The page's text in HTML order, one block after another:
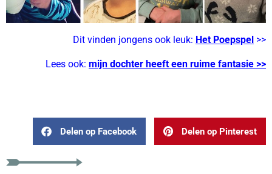
Dit vinden jongens ook leuk: Het Poepspel >>
Lees ook: mijn dochter heeft een ruime fantasie >>
Delen op Facebook Delen op Pinterest